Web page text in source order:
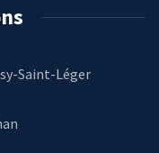
Saint-Léger